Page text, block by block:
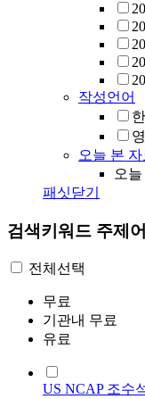
작성언어
오늘 본 자
오
패싯닫기
검색키워드 주제
전체선택
무료
기관내 무료
유료
US NCAP 조수